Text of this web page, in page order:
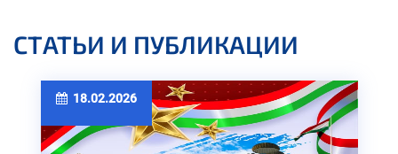
СТАТЬИ И ПУБЛИКАЦИИ
18.02.2026